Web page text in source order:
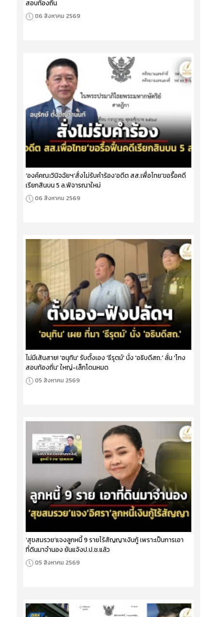
สอบท้องถิ่น
06 สิงหาคม 2569
‘องค์คณะวินิจฉัยฯ’สั่งไม่รับคำร้อง‘อดีต สส.เพื่อไทย’ขอรื้อคดี
เรียกสินบน 5 ล.พิจารณาใหม่
06 สิงหาคม 2569
ไม่มีเส้นสาย! 'อนุทิน' รับตั้งเอง 'ธีรุตม์' นั่ง 'อธิบดีสถ.' ลั่น 'โกง
สอบท้องถิ่น' ใหญ่-เล็กโดนหมด
05 สิงหาคม 2569
‘สุขสมรวย’แจงลูกหนี้ 9 รายไร้สัญญาเงินกู้ เพราะเป็นการเอา
ที่ดินมาจำนอง ยันแจ้งป.ป.ช.แล้ว
05 สิงหาคม 2569